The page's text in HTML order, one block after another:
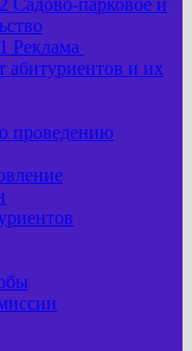
Садово-парковое и
Реклама
абитуриентов и их
проведению